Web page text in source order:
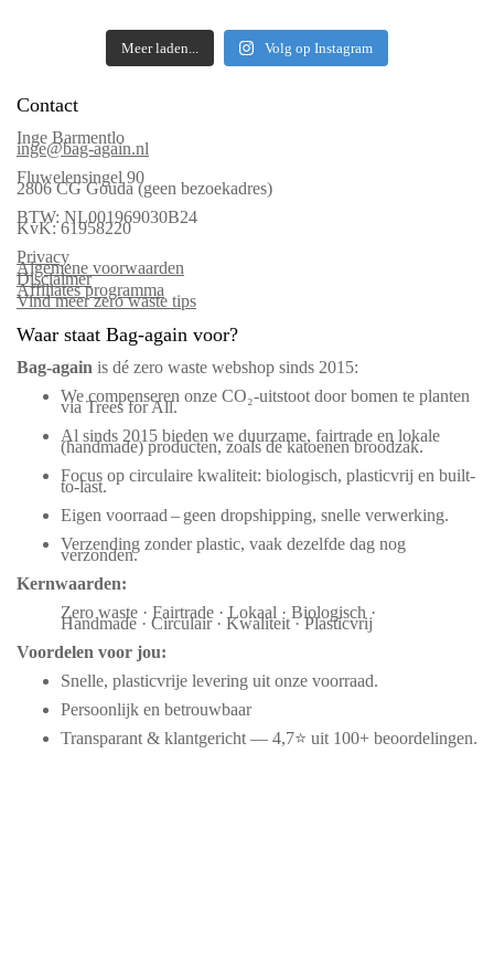
Meer laden... Volg op Instagram
Contact
Inge Barmentlo
inge@bag-again.nl
Fluwelensingel 90
2806 CG Gouda (geen bezoekadres)
BTW: NL001969030B24
KvK: 61958220
Privacy
Algemene voorwaarden
Disclaimer
Affiliates programma
Vind meer zero waste tips
Waar staat Bag-again voor?
Bag‑again is dé zero waste webshop sinds 2015:
We compenseren onze CO₂-uitstoot door bomen te planten
via Trees for All.
Al sinds 2015 bieden we duurzame, fairtrade en lokale
(handmade) producten, zoals de katoenen broodzak.
Focus op circulaire kwaliteit: biologisch, plasticvrij en built-
to-last.
Eigen voorraad – geen dropshipping, snelle verwerking.
Verzending zonder plastic, vaak dezelfde dag nog
verzonden.
Kernwaarden:
Zero waste · Fairtrade · Lokaal · Biologisch ·
Handmade · Circulair · Kwaliteit · Plasticvrij
Voordelen voor jou:
Snelle, plasticvrije levering uit onze voorraad.
Persoonlijk en betrouwbaar
Transparant & klantgericht — 4,7⭐ uit 100+ beoordelingen.